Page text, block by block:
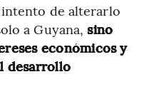
de alterarlo
a Guyana,sino
económicos y
desarrollo